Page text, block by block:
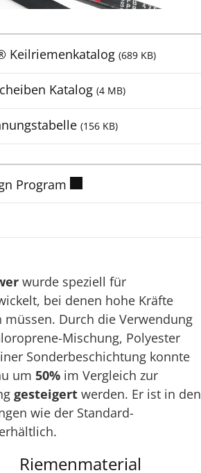
Keilriemenkatalog (689 KB)
Katalog (4 MB)
(156 KB)
Program
wurde speziell für
bei denen hohe Kräfte
Durch die Verwendung
Mischung, Polyester
Sonderbeschichtung konnte
um 50% im Vergleich zur
gesteigert werden. Er ist in den
wie der Standard-
Riemenmaterial